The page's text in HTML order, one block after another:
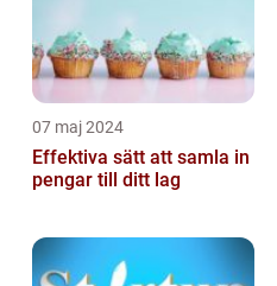
07 maj 2024
Effektiva sätt att samla in
pengar till ditt lag